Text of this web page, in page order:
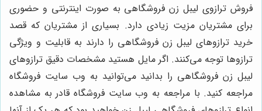
فروش ترازوی لیبل زن فروشگاهی به صورت اینترنتی و حضوری
برای مشتریان مزیت زیادی دارد. بسیاری از مشتریان که قصد
خرید ترازوهای لیبل زن فروشگاهی را دارند به قابلیت و ویژگی
ترازوها توجه می‌کنند. اگر مایل هستید مشخصات دقیق ترازوهای
لیبل زن فروشگاهی را بدانید می‌توانید به وب سایت فروشگاه
مراجعه کنید. با مراجعه به وب سایت فروشگاه قادر به مشاهده